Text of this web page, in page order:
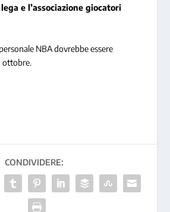
e l’associazione giocatori
NBA dovrebbe essere
ottobre.
CONDIVIDERE: